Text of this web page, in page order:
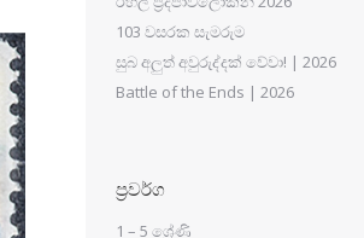
103 වසරක සැමරුම
සුබ අලුත් අවුරුද්දක් වේවා! | 2026
Battle of the Ends | 2026
ප්‍රවර්ග
1 – 5 ශ්‍රේණි